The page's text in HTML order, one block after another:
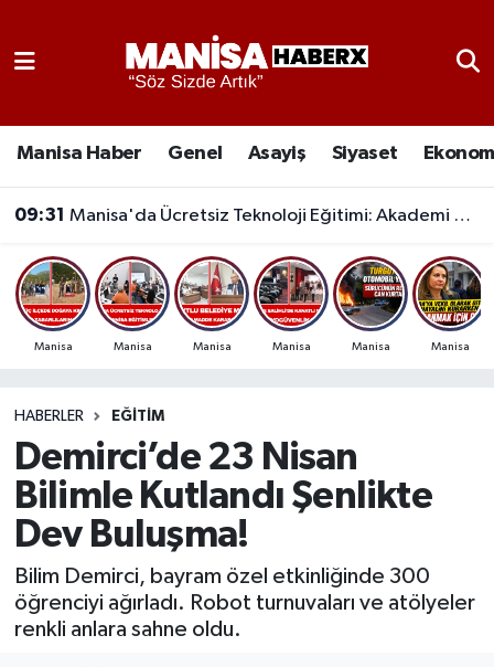
Manisa Haber Genel Asayiş Siyaset
09:31 Manisa'da Ücretsiz Teknoloji Eğitimi: Akademi Manisa Eğitimlere Başladı
Manisa Manisa Manisa Manisa Manisa Manisa
HABERLER EĞITIM
Demirci’de 23 Nisan
Bilimle Kutlandı Şenlikte
Dev Buluşma!
Bilim Demirci, bayram özel etkinliğinde 300
öğrenciyi ağırladı. Robot turnuvaları ve atölyeler
renkli anlara sahne oldu.
Genel
Güncel
Kültür-Sanat
Manisa Haber
Manisaspor
Sağlık
Manisa Nöbetçi Eczaneler
Manisa Trafik Yoğunluk Haritası
Süper Lig Puan Durumu ve Fikstür
Son Dakika Haberleri
Haber Arşivi